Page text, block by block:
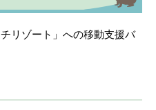
リゾート」への移動支援バ